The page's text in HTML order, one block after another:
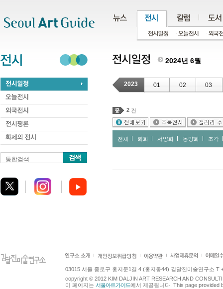
통합검색
2024년 6월
2023 01 02 03
2 건
전체 회화 서양화 동양화 조각
03015 서울 종로구 홍지문1길 4 (홍지동44) 김달진미술연구소 T
copyright © 2012 KIM DALJIN ART RESEARCH AND
이 페이지는 서울아트가이드에서 제공됩니다. This page provided